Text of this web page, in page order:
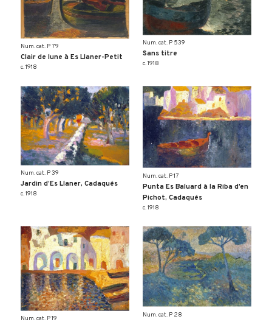
Num. cat. P 79
Clair de lune à Es Llaner-Petit
c. 1918
Num. cat. P 539
Sans titre
c. 1918
Num. cat. P 39
Jardin d’Es Llaner, Cadaqués
c. 1918
Num. cat. P 17
Punta Es Baluard à la Riba d’en
Pichot, Cadaqués
c. 1918
Num. cat. P 19 Num. cat. P 28